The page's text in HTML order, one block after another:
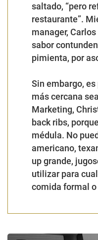
saltado, “pero
restaurante”.
manager,
sabor
pimienta, por
Sin embargo,
más cercana
Marketing,
back ribs,
médula. No
americano,
upgrande,
utilizar para
comida formal